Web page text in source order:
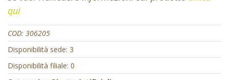
qui
COD: 306205
Disponibilità sede: 3
Disponibilità filiale: 0